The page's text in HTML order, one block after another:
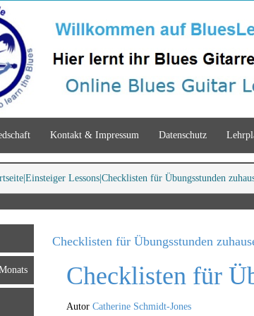
Kontakt & Impressum Datenschutz
Einsteiger Lessons Checklisten für Übungsstunden
Checklisten für Übungsstunden
Checklisten für
Autor Catherine Schmidt-Jones